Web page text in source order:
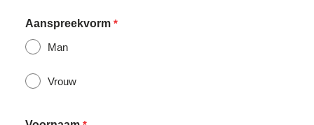
Aanspreekvorm *
Man
Vrouw